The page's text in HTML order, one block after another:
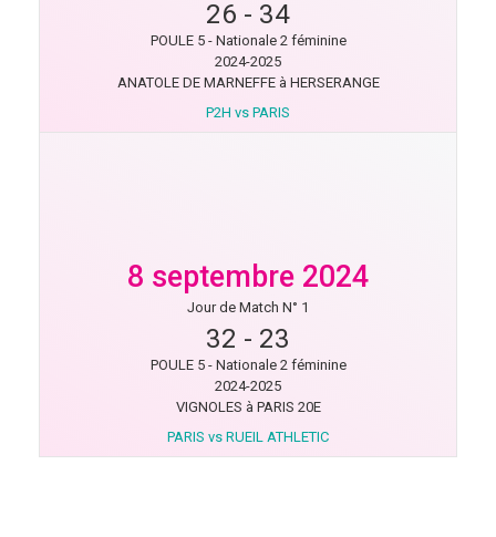
26 - 34
POULE 5 - Nationale 2 féminine
2024-2025
ANATOLE DE MARNEFFE à HERSERANGE
P2H vs PARIS
8 septembre 2024
Jour de Match N° 1
32 - 23
POULE 5 - Nationale 2 féminine
2024-2025
VIGNOLES à PARIS 20E
PARIS vs RUEIL ATHLETIC